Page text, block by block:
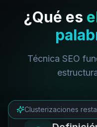
Clusterizaciones
¿Qué es
Técnica SEO